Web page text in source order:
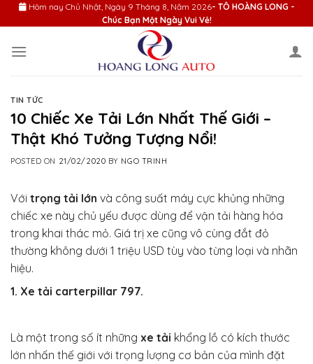
Skip
to
Hôm nay Chủ Nhật, Ngày 9 Tháng 8, Năm 2026- TÔ HOÀNG LONG -
Chúc Bạn Một Ngày Vui Vẻ!
TIN TỨC
10 Chiếc Xe Tải Lớn Nhất Thế Giới –
Thật Khó Tưởng Tượng Nổi!
POSTED ON 21/02/2020 BY NGO TRINH
Với trọng tải lớn và công suất máy cực khủng những
chiếc xe này chủ yếu được dùng để vận tải hàng hóa
trong khai thác mỏ. Giá trị xe cũng vô cùng đắt đỏ
thường không dưới 1 triệu USD tùy vào từng loại và nhãn
hiệu.
1. Xe tải carterpillar 797.
Là một trong số ít những xe tải khổng lồ có kích thước
lớn nhấn thế giới với trọng lượng cơ bản của mình đặt